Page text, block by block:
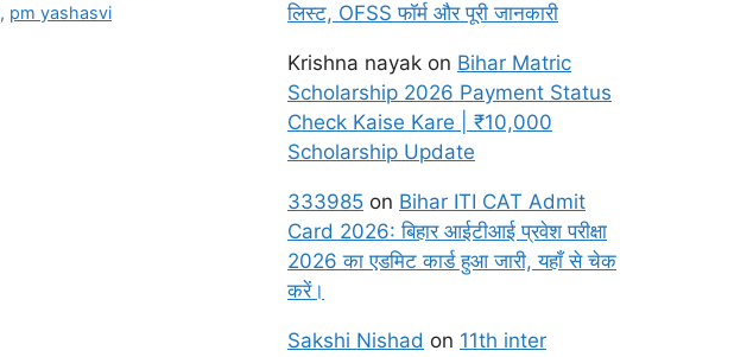
, pm yashasvi
लिस्ट, OFSS फॉर्म और पूरी जानकारी
Krishna nayak on Bihar Matric
Scholarship 2026 Payment Status
Check Kaise Kare | ₹10,000
Scholarship Update
333985 on Bihar ITI CAT Admit
Card 2026: बिहार आईटीआई प्रवेश परीक्षा
2026 का एडमिट कार्ड हुआ जारी, यहाँ से चेक
करें।
Sakshi Nishad on 11th inter